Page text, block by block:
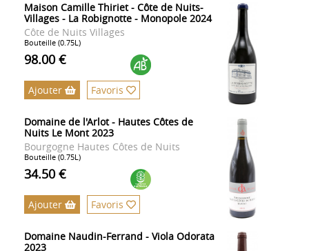
Maison Camille Thiriet - Côte de Nuits-
Villages - La Robignotte - Monopole 2024
Côte de Nuits Villages
Bouteille (0.75L)
98.00 €
Ajouter Favoris
Domaine de l'Arlot - Hautes Côtes de
Nuits Le Mont 2023
Bourgogne Hautes Côtes de Nuits
Bouteille (0.75L)
34.50 €
Ajouter Favoris
Domaine Naudin-Ferrand - Viola Odorata
2023